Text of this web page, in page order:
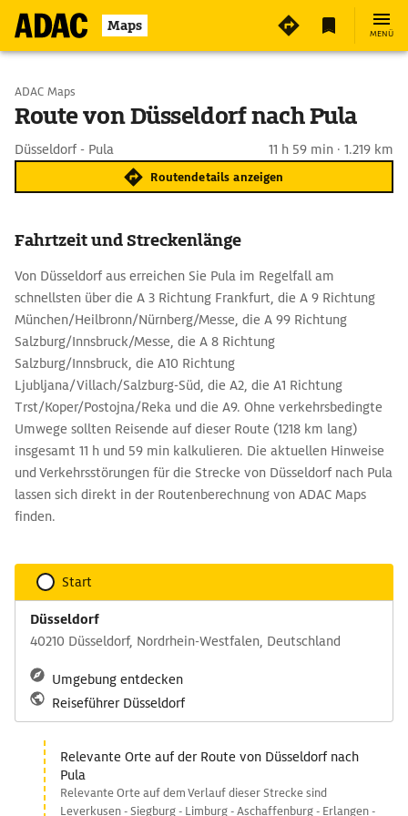
Maps MENÜ
Start wählen
ADAC Maps
Route von Düsseldorf nach Pula
Düsseldorf - Pula 11 h 59 min · 1.219 km
Routendetails anzeigen
Fahrtzeit und Streckenlänge
Von Düsseldorf aus erreichen Sie Pula im Regelfall am
schnellsten über die A 3 Richtung Frankfurt, die A 9 Richtung
München/Heilbronn/Nürnberg/Messe, die A 99 Richtung
Salzburg/Innsbruck/Messe, die A 8 Richtung
Salzburg/Innsbruck, die A10 Richtung
Ljubljana/Villach/Salzburg-Süd, die A2, die A1 Richtung
Trst/Koper/Postojna/Reka und die A9. Ohne verkehrsbedingte
Umwege sollten Reisende auf dieser Route (1218 km lang)
insgesamt 11 h und 59 min kalkulieren. Die aktuellen Hinweise
und Verkehrsstörungen für die Strecke von Düsseldorf nach Pula
lassen sich direkt in der Routenberechnung von ADAC Maps
finden.
Start
Düsseldorf
40210 Düsseldorf, Nordrhein-Westfalen, Deutschland
Umgebung entdecken
Reiseführer Düsseldorf
Relevante Orte auf der Route von Düsseldorf nach
Pula
Relevante Orte auf dem Verlauf dieser Strecke sind
Leverkusen - Siegburg - Limburg - Aschaffenburg - Erlangen -